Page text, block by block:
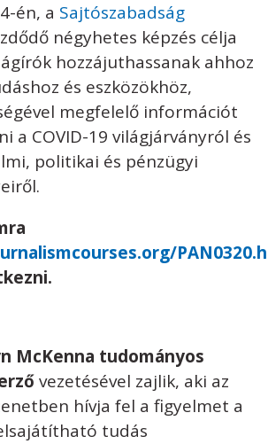
én, a Sajtószabadság
négyhetes képzés célja
hozzájuthassanak ahhoz
és eszközökhöz,
megfelelő információt
a COVID-19 világjárványról és
politikai és pénzügyi
McKenna tudományos
vezetésével zajlik, aki az
hívja fel a figyelmet a
tudás